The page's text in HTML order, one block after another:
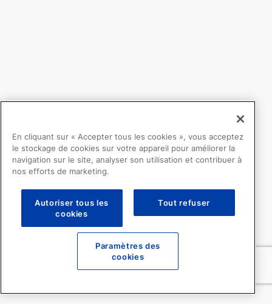
En cliquant sur « Accepter tous les cookies », vous acceptez
le stockage de cookies sur votre appareil pour améliorer la
navigation sur le site, analyser son utilisation et contribuer à
nos efforts de marketing.
Autoriser tous les
cookies
Tout refuser
Paramètres des
cookies